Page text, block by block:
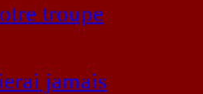
troupe
jamais